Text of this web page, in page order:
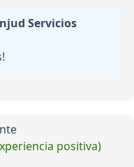
Servicios
positiva)